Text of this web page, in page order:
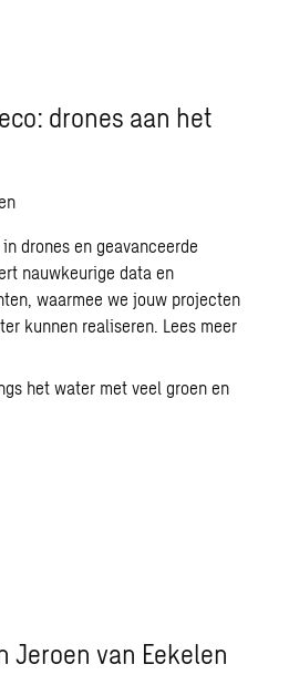
drones aan het
drones en geavanceerde
nauwkeurige data en
waarmee we jouw projecten
kunnen realiseren. Lees meer
Jeroen van Eekelen